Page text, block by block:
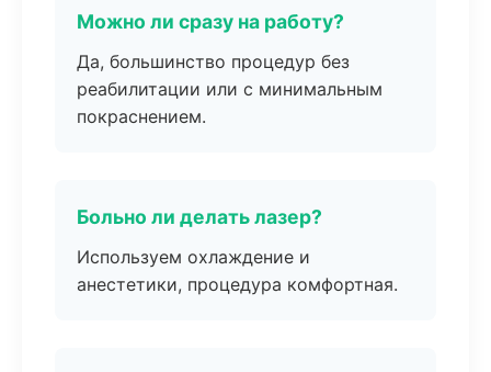
Можно ли сразу на работу?
Да, большинство процедур без
реабилитации или с минимальным
покраснением.
Больно ли делать лазер?
Используем охлаждение и
анестетики, процедура комфортная.